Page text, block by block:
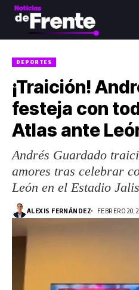
DEPORTES
¡Traición!
festeja con
Atlas ante
Andrés Guardado
amores tras celebrar
León en el Estadio
ALEXIS FERNÁNDEZ FEBRERO 20,